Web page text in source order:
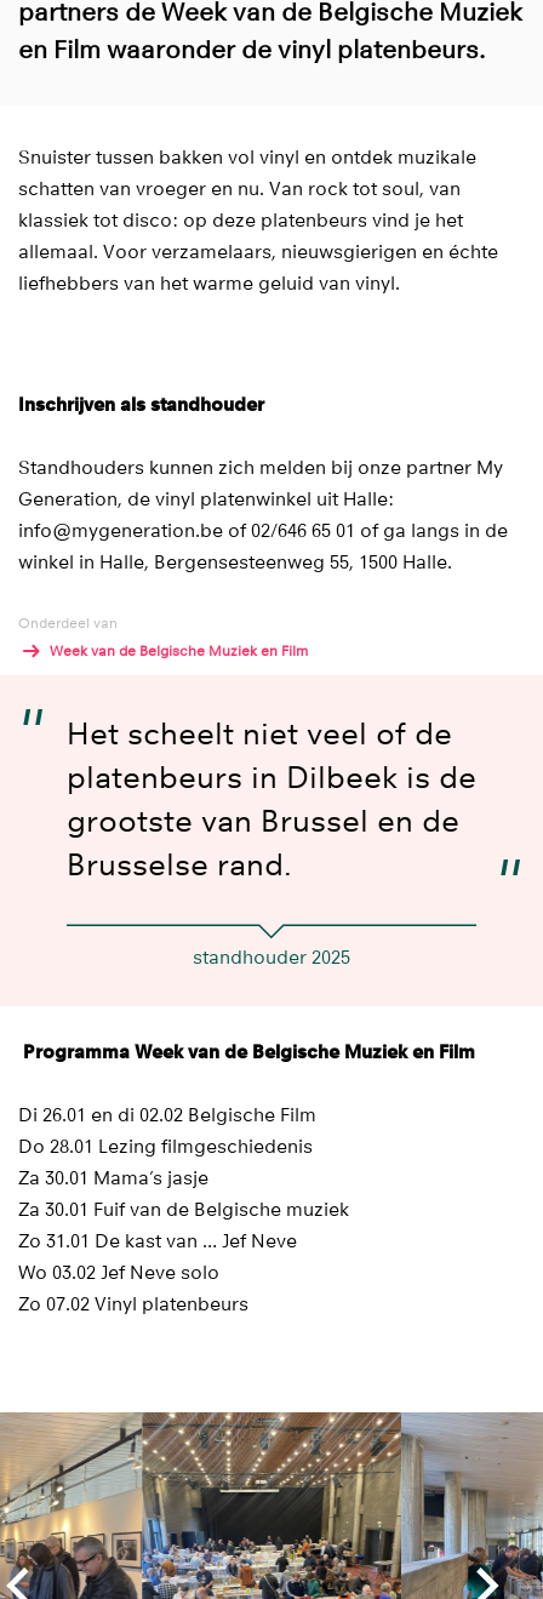
partners de Week van de Belgische Muziek
en Film waaronder de vinyl platenbeurs.
Snuister tussen bakken vol vinyl en ontdek muzikale
schatten van vroeger en nu. Van rock tot soul, van
klassiek tot disco: op deze platenbeurs vind je het
allemaal. Voor verzamelaars, nieuwsgierigen en échte
liefhebbers van het warme geluid van vinyl.
Inschrijven als standhouder
Standhouders kunnen zich melden bij onze partner My
Generation, de vinyl platenwinkel uit Halle:
info@mygeneration.be of 02/646 65 01 of ga langs in de
winkel in Halle, Bergensesteenweg 55, 1500 Halle.
Onderdeel van
Week van de Belgische Muziek en Film
Het scheelt niet veel of de
platenbeurs in Dilbeek is de
grootste van Brussel en de
Brusselse rand.
standhouder 2025
Programma Week van de Belgische Muziek en Film
Di 26.01 en di 02.02 Belgische Film
Do 28.01 Lezing filmgeschiedenis
Za 30.01 Mama’s jasje
Za 30.01 Fuif van de Belgische muziek
Zo 31.01 De kast van … Jef Neve
Wo 03.02 Jef Neve solo
Zo 07.02 Vinyl platenbeurs
Overslaan